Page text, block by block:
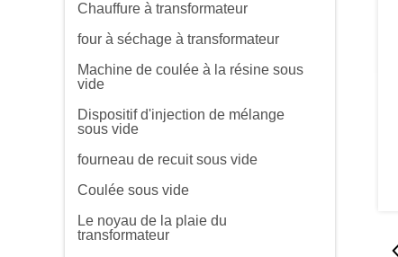
Chauffure à transformateur
four à séchage à transformateur
Machine de coulée à la résine sous
vide
Dispositif d'injection de mélange
sous vide
fourneau de recuit sous vide
Coulée sous vide
Le noyau de la plaie du
transformateur